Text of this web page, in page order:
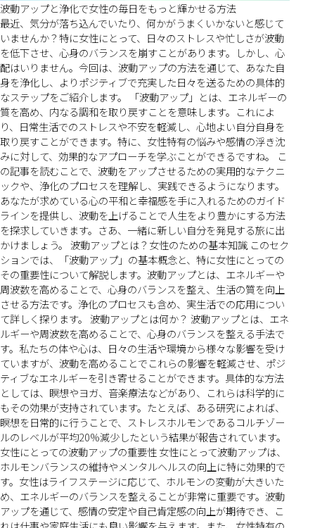
波動アップと浄化で女性の毎日をもっと輝かせる方法
最近、気分が落ち込んでいたり、何かがうまくいかないと感じて
いませんか？特に女性にとって、日々のストレスや忙しさが波動
を低下させ、心身のバランスを崩すことがあります。しかし、心
配はいりません。今回は、波動アップの方法を通じて、あなた自
身を浄化し、よりポジティブで充実した日々を送るための具体的
なステップをご紹介します。 「波動アップ」とは、エネルギーの
質を高め、内なる調和を取り戻すことを意味します。これによ
り、日常生活でのストレスや不安を軽減し、心地よい自分自身を
取り戻すことができます。特に、女性特有の悩みや感情の浮き沈
みに対して、効果的なアプローチを学ぶことができるですね。 こ
の記事を読むことで、波動をアップさせるための実用的なテクニ
ックや、浄化のプロセスを理解し、実践できるようになります。
あなたが求めている心の平和と幸福感を手に入れるためのガイド
ラインを提供し、波動を上げることで人生をより豊かにする方法
を探求していきます。さあ、一緒に新しい自分を発見する旅に出
かけましょう。 波動アップとは？女性のための基本知識 このセク
ションでは、「波動アップ」の基本概念と、特に女性にとっての
その重要性について解説します。波動アップとは、エネルギーや
周波数を高めることで、心身のバランスを整え、生活の質を向上
させる方法です。浄化のプロセスも含め、実生活での応用につい
て詳しく探ります。 波動アップとは何か？ 波動アップとは、エネ
ルギーや周波数を高めることで、心身のバランスを整える手法で
す。私たちの体や心は、日々の生活や環境から様々な影響を受け
ていますが、波動を高めることでこれらの影響を軽減させ、ポジ
ティブなエネルギーを引き寄せることができます。具体的な方法
としては、瞑想やヨガ、音楽療法などがあり、これらは科学的に
もその効果が支持されています。たとえば、ある研究によれば、
瞑想を日常的に行うことで、ストレスホルモンであるコルチゾー
ルのレベルが平均20%減少したという結果が報告されています。
女性にとっての波動アップの重要性 女性にとって波動アップは、
ホルモンバランスの維持やメンタルヘルスの向上に特に効果的で
す。女性はライフステージに応じて、ホルモンの変動が大きいた
め、エネルギーのバランスを整えることが非常に重要です。波動
アップを通じて、感情の安定や自己肯定感の向上が期待でき、こ